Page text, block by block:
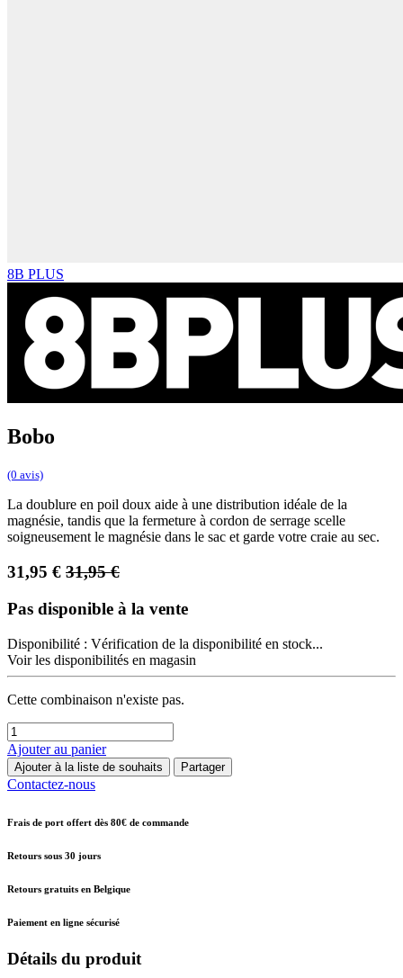
8B PLUS
Bobo
(0 avis)
La doublure en poil doux aide à une distribution idéale de la
magnésie, tandis que la fermeture à cordon de serrage scelle
soigneusement le magnésie dans le sac et garde votre craie au sec.
31,95 € 31,95€
Pas disponible à la vente
Disponibilité : Vérification de la disponibilité en stock...
Voir les disponibilités en magasin
Cette combinaison n'existe pas.
Ajouter au panier
Ajouter à la liste de souhaits Partager
Contactez-nous
Frais de port offert dès 80€ de commande
Retours sous 30 jours
Retours gratuits en Belgique
Paiement en ligne sécurisé
Détails du produit